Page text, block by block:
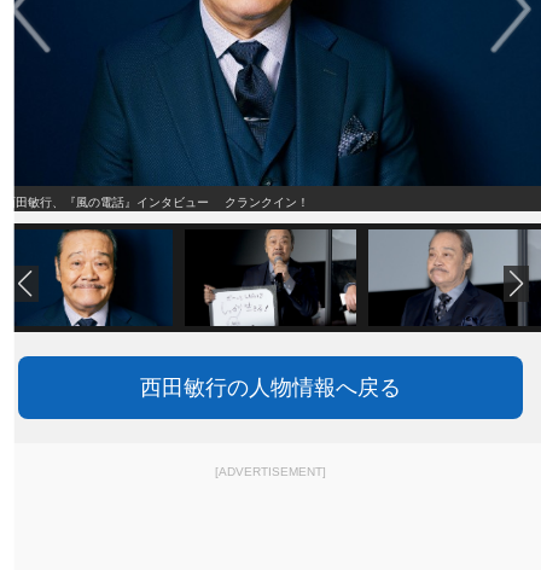
西田敏行、『風の電話』インタビュー クランクイン！
西田敏行の人物情報へ戻る
[ADVERTISEMENT]